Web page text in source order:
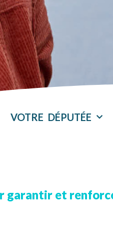
VOTRE DÉPUTÉE
garantir et